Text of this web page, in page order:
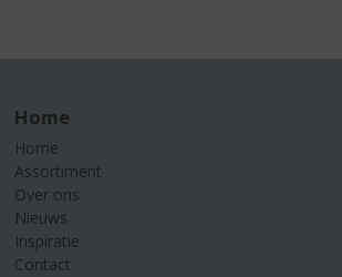
Home
Home
Assortiment
Over ons
Nieuws
Inspiratie
Contact